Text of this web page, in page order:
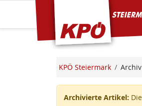
KPÖ Steiermark
KPÖ Steiermark Archiv
Archivierte Artikel: